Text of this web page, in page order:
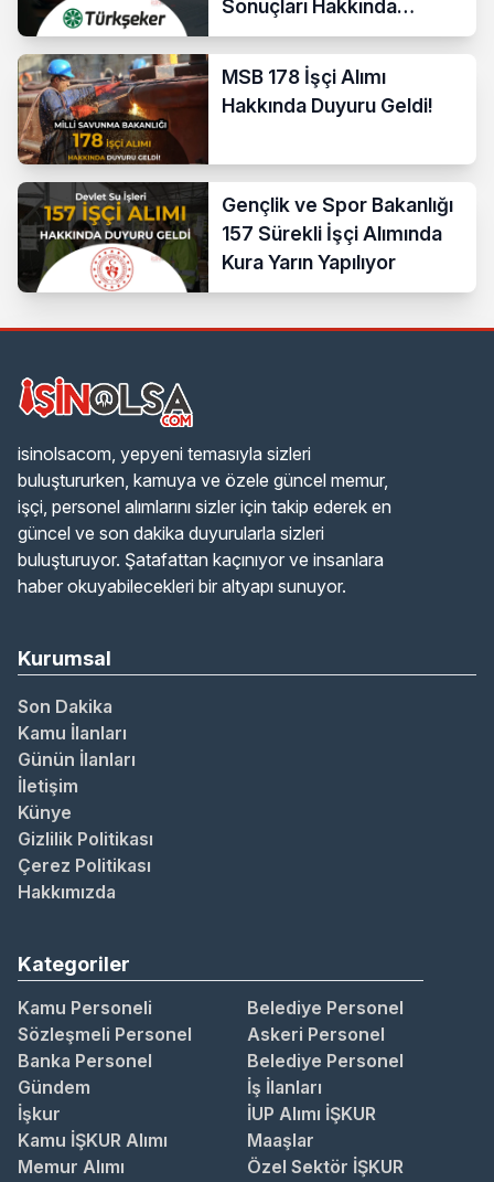
Sonuçları Hakkında
Duyuru!
MSB 178 İşçi Alımı
Hakkında Duyuru Geldi!
Gençlik ve Spor Bakanlığı
157 Sürekli İşçi Alımında
Kura Yarın Yapılıyor
isinolsacom, yepyeni temasıyla sizleri
buluştururken, kamuya ve özele güncel memur,
işçi, personel alımlarını sizler için takip ederek en
güncel ve son dakika duyurularla sizleri
buluşturuyor. Şatafattan kaçınıyor ve insanlara
haber okuyabilecekleri bir altyapı sunuyor.
Kurumsal
Son Dakika
Kamu İlanları
Günün İlanları
İletişim
Künye
Gizlilik Politikası
Çerez Politikası
Hakkımızda
Kategoriler
Kamu Personeli
Belediye Personel
Sözleşmeli Personel
Askeri Personel
Banka Personel
Belediye Personel
Gündem
İş İlanları
İşkur
İUP Alımı İŞKUR
Kamu İŞKUR Alımı
Maaşlar
Memur Alımı
Özel Sektör İŞKUR